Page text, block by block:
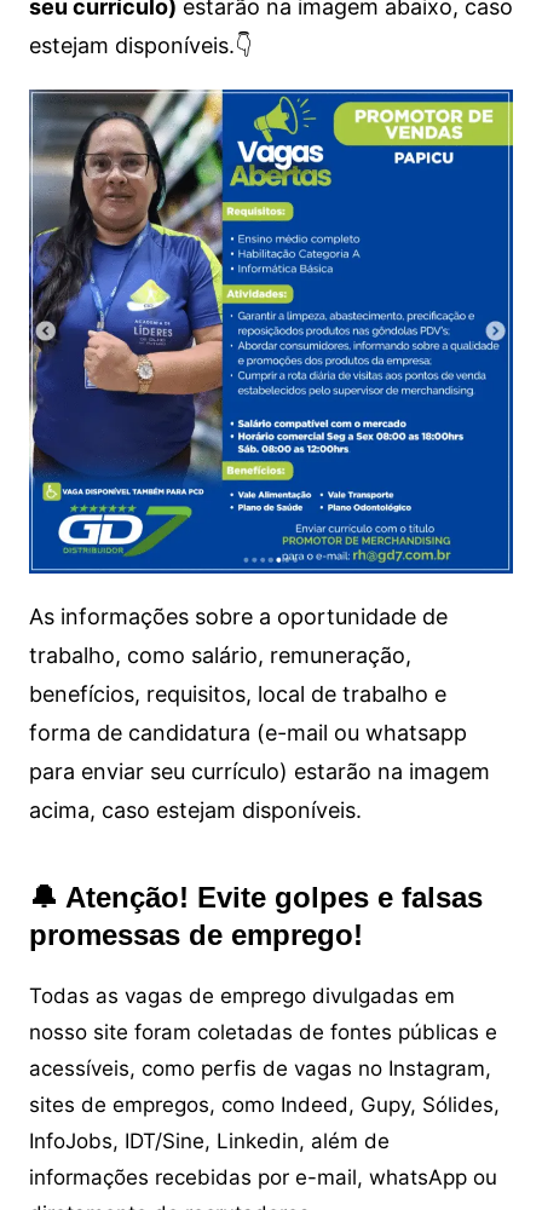
seu currículo) estarão na imagem abaixo, caso
estejam disponíveis.👇
As informações sobre a oportunidade de
trabalho, como salário, remuneração,
benefícios, requisitos, local de trabalho e
forma de candidatura (e-mail ou whatsapp
para enviar seu currículo) estarão na imagem
acima, caso estejam disponíveis.
🔔 Atenção! Evite golpes e falsas
promessas de emprego!
Todas as vagas de emprego divulgadas em
nosso site foram coletadas de fontes públicas e
acessíveis, como perfis de vagas no Instagram,
sites de empregos, como Indeed, Gupy, Sólides,
InfoJobs, IDT/Sine, Linkedin, além de
informações recebidas por e-mail, whatsApp ou